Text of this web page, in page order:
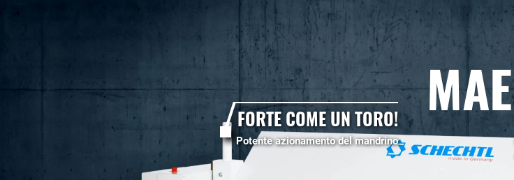
MAE
FORTE COME UN TORO!
Potente azionamento del mandrino